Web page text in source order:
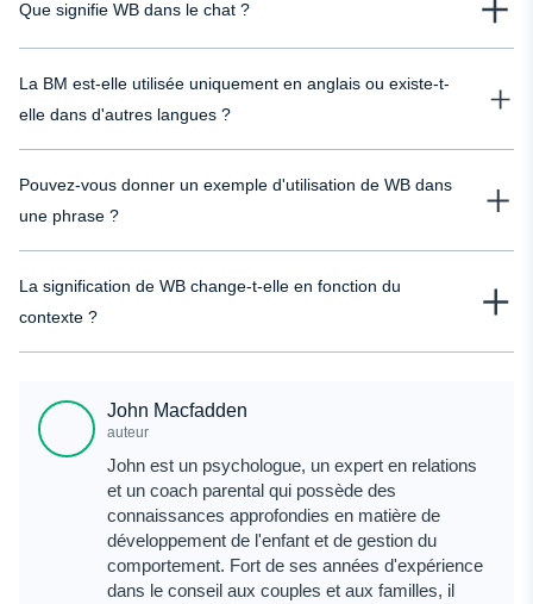
Que signifie WB dans le chat ?
qui revient dans une conversation ou un jeu en ligne.
La BM est-elle utilisée uniquement en anglais ou existe-t-
elle dans d'autres langues ?
également apparaître dans les conversations entre personnes parlant des
langues différentes, car l'argot de l'internet traverse les frontières !
Pouvez-vous donner un exemple d'utilisation de WB dans
une phrase ?
après s'être absenté, vous pouvez lui dire : "Hé, tu es de retour ! WB !"
La signification de WB change-t-elle en fonction du
contexte ?
John Macfadden
auteur
John est un psychologue, un expert en relations
et un coach parental qui possède des
connaissances approfondies en matière de
développement de l'enfant et de gestion du
comportement. Fort de ses années d'expérience
dans le conseil aux couples et aux familles, il